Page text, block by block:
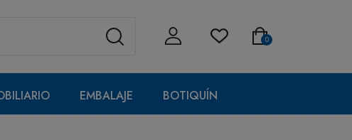
0
EMBALAJE BOTIQUÍN